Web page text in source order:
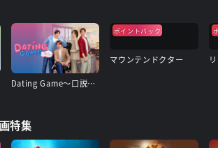
Dating Game〜口説いてもいいですか、ボス!?〜
ポイントバック
マウンテンドクター
特集